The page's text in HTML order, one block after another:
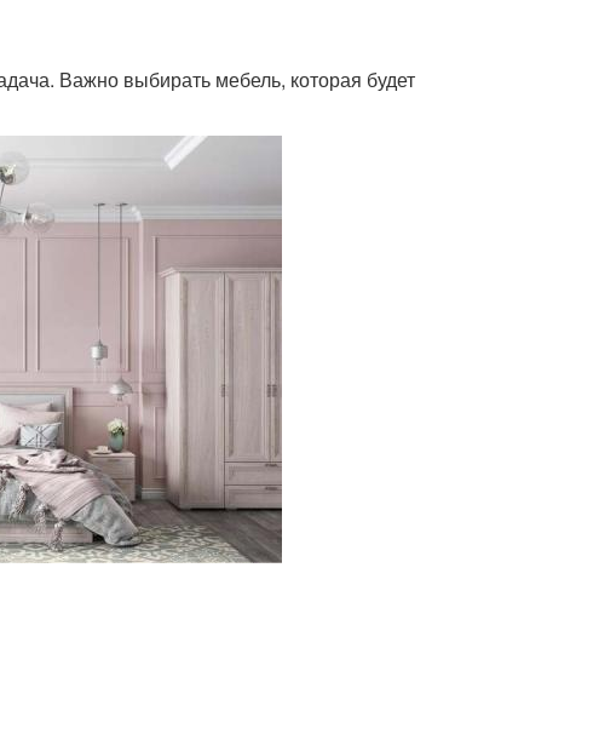
Важно выбирать мебель, которая будет